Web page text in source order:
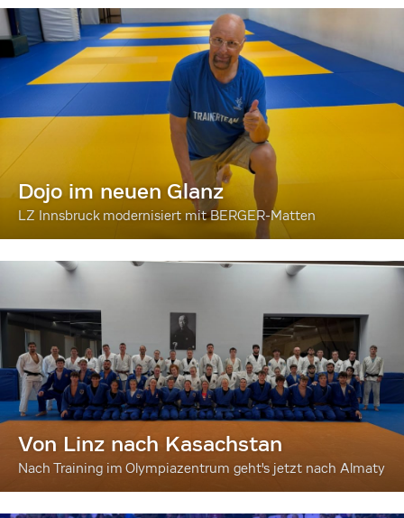
Dojo im neuen Glanz
LZ Innsbruck modernisiert mit BERGER-Matten
Von Linz nach Kasachstan
Nach Training im Olympiazentrum geht's jetzt nach Almaty